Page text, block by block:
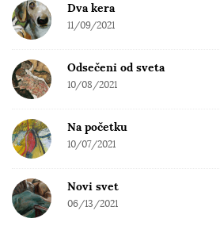
Dva kera
11/09/2021
Odsečeni od sveta
10/08/2021
Na početku
10/07/2021
Novi svet
06/13/2021